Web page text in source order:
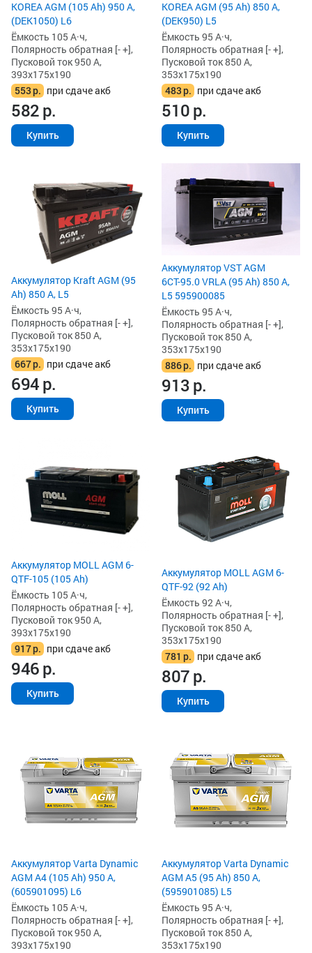
KOREA AGM (105 Ah) 950 А,
(DEK1050) L6
Ёмкость 105 А·ч,
Полярность обратная [- +],
Пусковой ток 950 А,
393x175x190
553р. при сдаче акб
582р.
Купить
KOREA AGM (95 Ah) 850 А,
(DEK950) L5
Ёмкость 95 А·ч,
Полярность обратная [- +],
Пусковой ток 850 А,
353x175x190
483р. при сдаче акб
510р.
Купить
Аккумулятор Kraft AGM (95
Ah) 850 А, L5
Ёмкость 95 А·ч,
Полярность обратная [- +],
Пусковой ток 850 А,
353x175x190
667р. при сдаче акб
694р.
Купить
Аккумулятор VST AGM
6СТ-95.0 VRLA (95 Ah) 850 А,
L5 595900085
Ёмкость 95 А·ч,
Полярность обратная [- +],
Пусковой ток 850 А,
353x175x190
886р. при сдаче акб
913р.
Купить
Аккумулятор MOLL AGM 6-
QTF-105 (105 Ah)
Ёмкость 105 А·ч,
Полярность обратная [- +],
Пусковой ток 950 А,
393x175x190
917р. при сдаче акб
946р.
Купить
Аккумулятор MOLL AGM 6-
QTF-92 (92 Ah)
Ёмкость 92 А·ч,
Полярность обратная [- +],
Пусковой ток 850 А,
353x175x190
781 р. при сдаче акб
807р.
Купить
Аккумулятор Varta Dynamic
AGM A4 (105 Ah) 950 А,
(605901095) L6
Ёмкость 105 А·ч,
Полярность обратная [- +],
Пусковой ток 950 А,
393x175x190
Аккумулятор Varta Dynamic
AGM A5 (95 Ah) 850 А,
(595901085) L5
Ёмкость 95 А·ч,
Полярность обратная [- +],
Пусковой ток 850 А,
353x175x190